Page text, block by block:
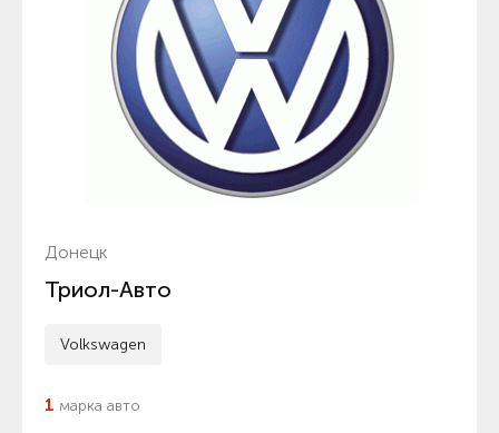
Донецк
Триол-Авто
Volkswagen
1 марка авто